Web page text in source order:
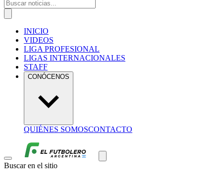
INICIO
VIDEOS
LIGA PROFESIONAL
LIGAS INTERNACIONALES
STAFF
CONÓCENOS
QUIÉNES SOMOSCONTACTO
Buscar en el sitio